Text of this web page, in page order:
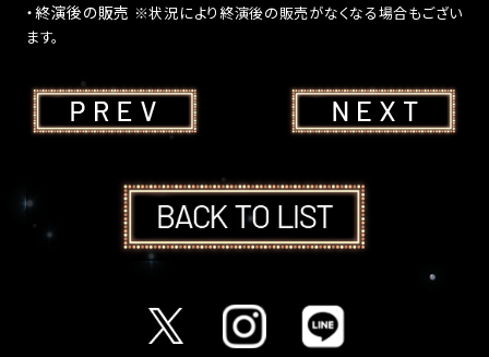
・終演後の販売 ※状況により終演後の販売がなくなる場合もござい
ます。